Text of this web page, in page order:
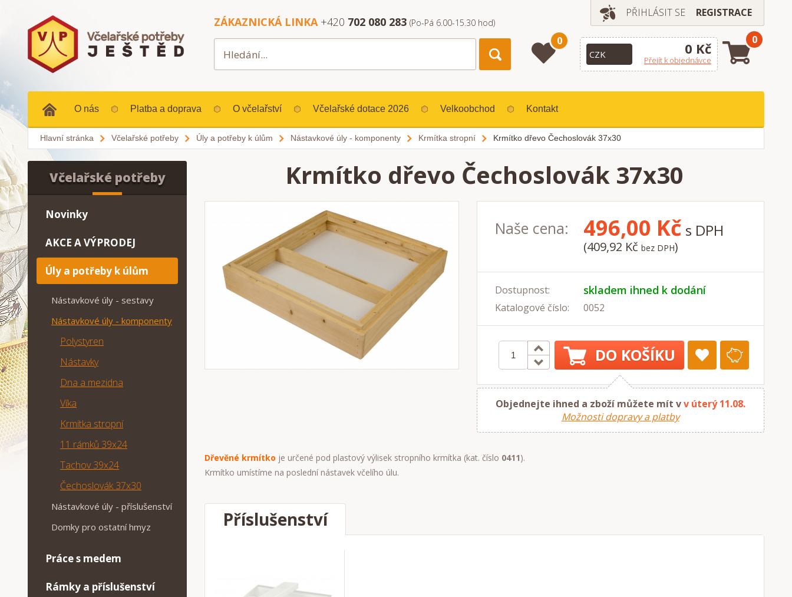
PŘIHLÁSIT SE REGISTRACE
ZÁKAZNICKÁ LINKA +420 702 080 283 (Po-Pá 6.00-15.30 hod)
0 0 Kč
Přejít k objednávce
0
O nás Platba a doprava O včelařství Včelařské dotace 2026 Velkoobchod Kontakt
Hlavní stránka Včelařské potřeby Úly a potřeby k úlům Nástavkové úly - komponenty Krmítka stropní Krmítko dřevo Čechoslovák 37x30
Krmítko dřevo Čechoslovák 37x30
Naše cena: 496,00 Kč s DPH
(409,92 Kč bez DPH)
Dostupnost: skladem ihned k dodání
Katalogové číslo: 0052
DO KOŠÍKU
Objednejte ihned a zboží můžete mít vv úterý 11.08.
Možnosti dopravy a platby
Dřevěné krmítko je určené pod plastový výlisek stropního krmítka (kat. číslo 0411).
Krmítko umístíme na poslední nástavek včelího úlu.
Příslušenství
Včelařské potřeby
Novinky
AKCE A VÝPRODEJ
Úly a potřeby k úlům
Nástavkové úly - sestavy
Nástavkové úly - komponenty
Polystyren
Nástavky
Dna a mezidna
Víka
Krmítka stropní
11 rámků 39x24
Tachov 39x24
Čechoslovák 37x30
Nástavkové úly - příslušenství
Domky pro ostatní hmyz
Práce s medem
Rámky a příslušenství